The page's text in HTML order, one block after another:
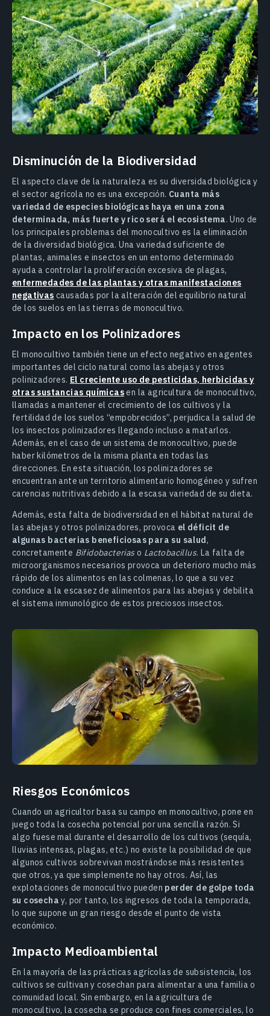
Disminución de la Biodiversidad
El aspecto clave de la naturaleza es su diversidad biológica y
el sector agrícola no es una excepción. Cuanta más
variedad de especies biológicas haya en una zona
determinada, más fuerte y rico será el ecosistema. Uno de
los principales problemas del monocultivo es la eliminación
de la diversidad biológica. Una variedad suficiente de
plantas, animales e insectos en un entorno determinado
ayuda a controlar la proliferación excesiva de plagas,
enfermedades de las plantas y otras manifestaciones
negativas causadas por la alteración del equilibrio natural
de los suelos en las tierras de monocultivo.
Impacto en los Polinizadores
El monocultivo también tiene un efecto negativo en agentes
importantes del ciclo natural como las abejas y otros
polinizadores. El creciente uso de pesticidas, herbicidas y
otras sustancias químicasen la agricultura de monocultivo,
llamadas a mantener el crecimiento de los cultivos y la
fertilidad de los suelos “empobrecidos”, perjudica la salud de
los insectos polinizadores llegando incluso a matarlos.
Además, en el caso de un sistema de monocultivo, puede
haber kilómetros de la misma planta en todas las
direcciones. En esta situación, los polinizadores se
encuentran ante un territorio alimentario homogéneo y sufren
carencias nutritivas debido a la escasa variedad de su dieta.
Además, esta falta de biodiversidad en el hábitat natural de
las abejas y otros polinizadores, provoca el déficit de
algunas bacterias beneficiosas para su salud,
concretamente Bifidobacteriaso Lactobacillus. La falta de
microorganismos necesarios provoca un deterioro mucho más
rápido de los alimentos en las colmenas, lo que a su vez
conduce a la escasez de alimentos para las abejas y debilita
el sistema inmunológico de estos preciosos insectos.
Riesgos Económicos
Cuando un agricultor basa su campo en monocultivo, pone en
juego toda la cosecha potencial por una sencilla razón. Si
algo fuese mal durante el desarrollo de los cultivos (sequía,
lluvias intensas, plagas, etc.) no existe la posibilidad de que
algunos cultivos sobrevivan mostrándose más resistentes
que otros, ya que simplemente no hay otros. Así, las
explotaciones de monocultivo pueden perder de golpe toda
su cosecha y, por tanto, los ingresos de toda la temporada,
lo que supone un gran riesgo desde el punto de vista
económico.
Impacto Medioambiental
En la mayoría de las prácticas agrícolas de subsistencia, los
cultivos se cultivan y cosechan para alimentar a una familia o
comunidad local. Sin embargo, en la agricultura de
monocultivo, la cosecha se produce con fines comerciales, lo